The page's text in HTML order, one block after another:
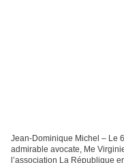
Jean-Dominique Michel – Le
admirable avocate, Me
l’association La République